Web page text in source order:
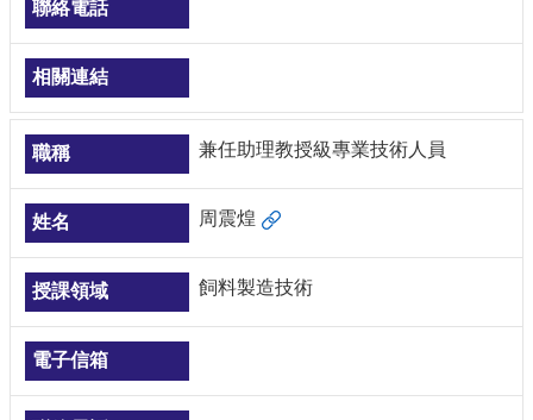
兼任助理教授級專業技術人員
周震煌
飼料製造技術